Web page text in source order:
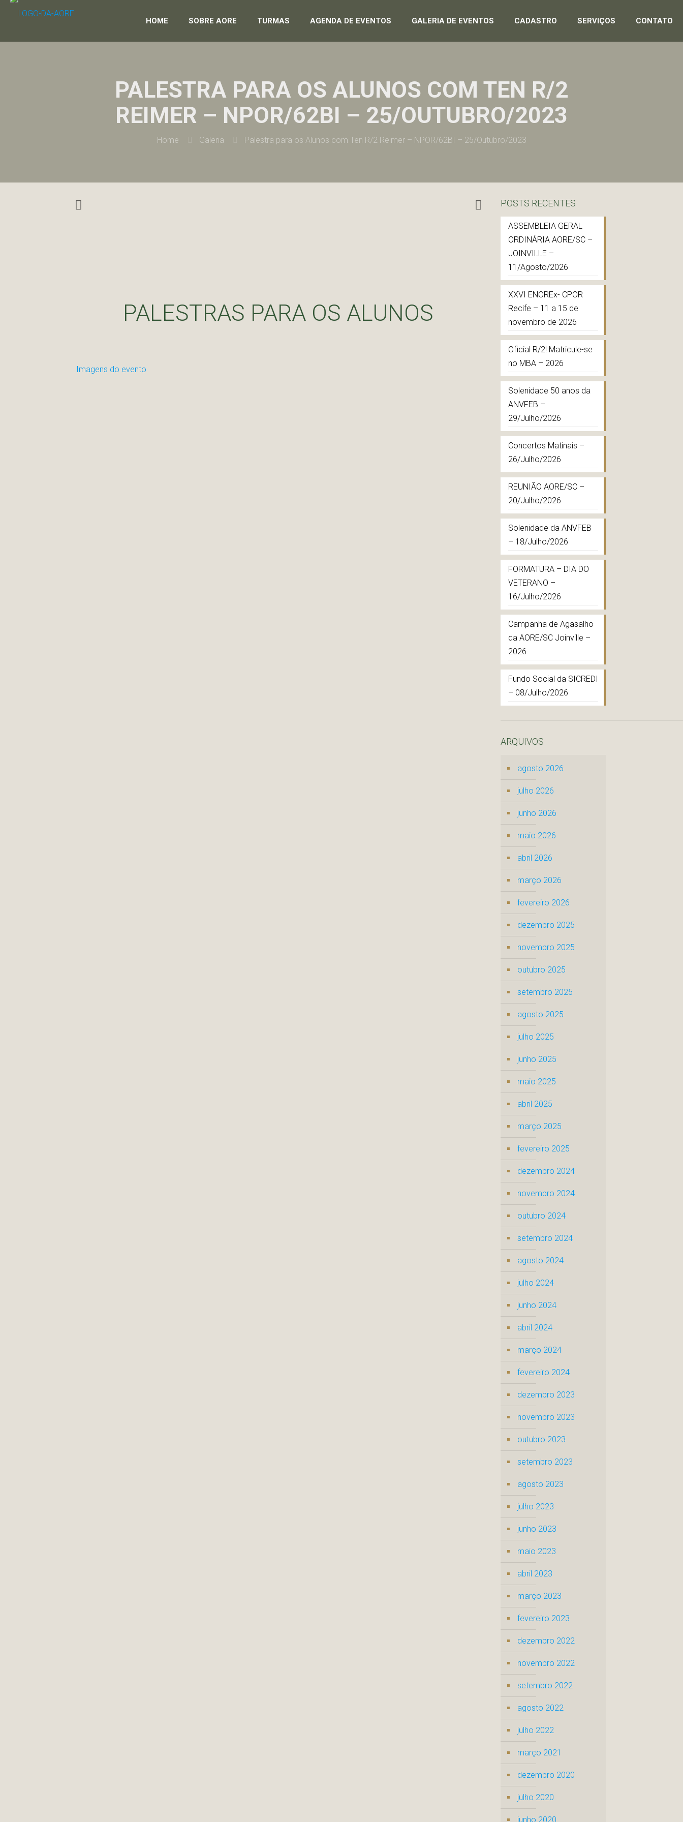
HOME SOBRE AORE TURMAS AGENDA DE EVENTOS GALERIA DE EVENTOS CADASTRO SERVIÇOS CONTATO
PALESTRA PARA OS ALUNOS COM TEN R/2
REIMER – NPOR/62BI – 25/OUTUBRO/2023
Home Galeria Palestra para os Alunos com Ten R/2 Reimer – NPOR/62BI – 25/Outubro/2023
PALESTRAS PARA OS ALUNOS
Imagens do evento
POSTS RECENTES
ASSEMBLEIA GERAL
ORDINÁRIA AORE/SC –
JOINVILLE –
11/Agosto/2026
XXVI ENOREx- CPOR
Recife – 11 a 15 de
novembro de 2026
Oficial R/2! Matricule-se
no MBA – 2026
Solenidade 50 anos da
ANVFEB –
29/Julho/2026
Concertos Matinais –
26/Julho/2026
REUNIÃO AORE/SC –
20/Julho/2026
Solenidade da ANVFEB
– 18/Julho/2026
FORMATURA – DIA DO
VETERANO –
16/Julho/2026
Campanha de Agasalho
da AORE/SC Joinville –
2026
Fundo Social da SICREDI
– 08/Julho/2026
ARQUIVOS
agosto 2026
julho 2026
junho 2026
maio 2026
abril 2026
março 2026
fevereiro 2026
dezembro 2025
novembro 2025
outubro 2025
setembro 2025
agosto 2025
julho 2025
junho 2025
maio 2025
abril 2025
março 2025
fevereiro 2025
dezembro 2024
novembro 2024
outubro 2024
setembro 2024
agosto 2024
julho 2024
junho 2024
abril 2024
março 2024
fevereiro 2024
dezembro 2023
novembro 2023
outubro 2023
setembro 2023
agosto 2023
julho 2023
junho 2023
maio 2023
abril 2023
março 2023
fevereiro 2023
dezembro 2022
novembro 2022
setembro 2022
agosto 2022
julho 2022
março 2021
dezembro 2020
julho 2020
junho 2020